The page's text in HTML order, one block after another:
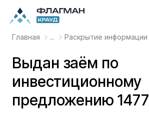
Главная ... Раскрытие информации
Выдан заём по
инвестиционному
предложению 1477